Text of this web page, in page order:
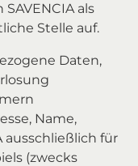
als
Stelle auf.
Daten,
Name,
ausschließlich für
(zwecks